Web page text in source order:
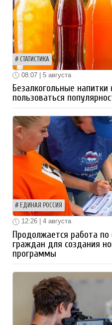
СТАТИСТИКА
08:07 | 5 августа
Безалкогольные
пользоваться
ЕДИНАЯ РОССИЯ
12:26 | 4 августа
Продолжается работа
граждан для создания
программы